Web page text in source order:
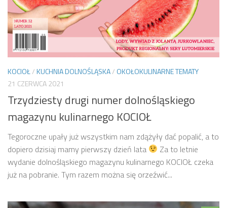
KOCIOŁ/KUCHNIA DOLNOŚLĄSKA/ OKOŁOKULINARNE TEMATY
21 CZERWCA 2021
Trzydziesty drugi numer dolnośląskiego
magazynu kulinarnego KOCIOŁ
Tegoroczne upały już wszystkim nam zdążyły dać popalić, a to
dopiero dzisiaj mamy pierwszy dzień lata
Za to letnie
wydanie dolnośląskiego magazynu kulinarnego KOCIOŁ czeka
już na pobranie. Tym razem można się orzeźwić...